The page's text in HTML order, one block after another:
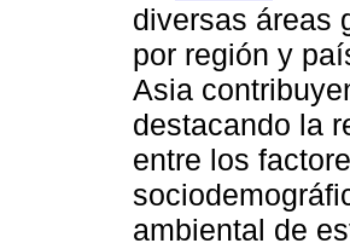
diversas áreas
por región y
Asia
destacando la
entre los
ambiental de